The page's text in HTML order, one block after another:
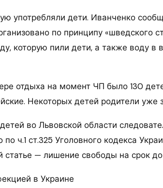
употребляли дети. Иванченко
по принципу «шведского
которую пили дети, а также воду в
отдыха на момент ЧП было 130
Некоторых детей родители уже
во Львовской области
ч.1 ст.325 Уголовного кодекса
статье — лишение свободы на срок до
в Украине